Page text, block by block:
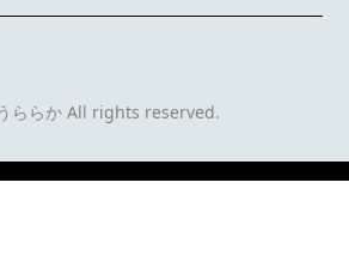
ららか All rights reserved.